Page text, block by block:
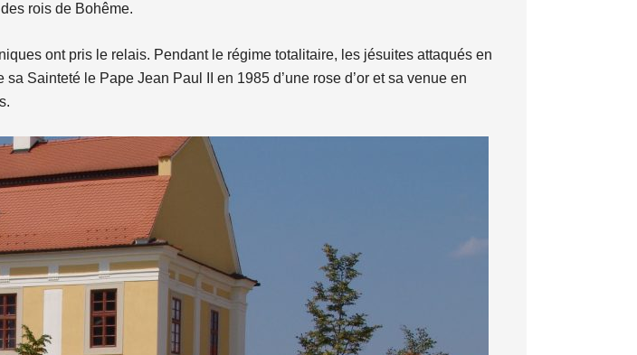
rois de Bohême.
ont pris le relais. Pendant le régime totalitaire, les jésuites attaqués en
Sainteté le Pape Jean Paul II en 1985 d’une rose d’or et sa venue en